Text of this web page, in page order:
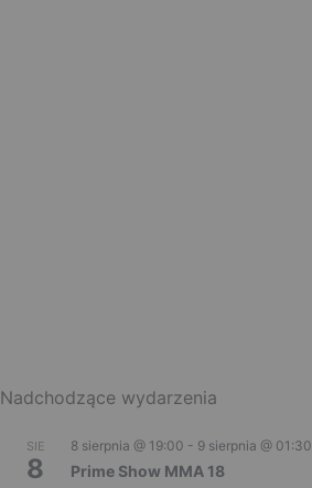
Nadchodzące wydarzenia
SIE
8
8 sierpnia @ 19:00 - 9 sierpnia @ 01:30
Prime Show MMA 18